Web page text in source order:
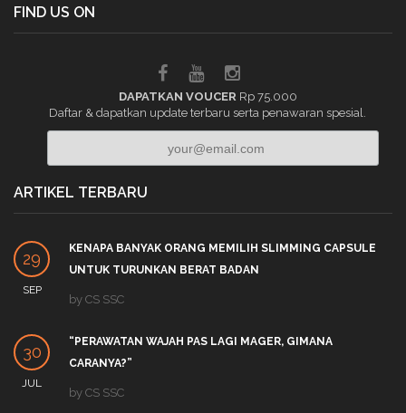
FIND US ON
DAPATKAN VOUCER Rp 75.000
Daftar & dapatkan update terbaru serta penawaran spesial.
ARTIKEL TERBARU
29
SEP
KENAPA BANYAK ORANG MEMILIH SLIMMING CAPSULE
UNTUK TURUNKAN BERAT BADAN
by CS SSC
30
JUL
“PERAWATAN WAJAH PAS LAGI MAGER, GIMANA
CARANYA?”
by CS SSC